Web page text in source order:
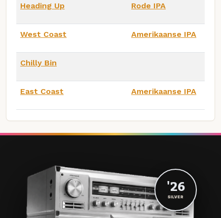
Heading Up Rode IPA
West Coast Amerikaanse IPA
Chilly Bin
East Coast Amerikaanse IPA
'26
SILVER